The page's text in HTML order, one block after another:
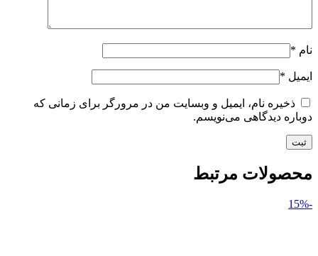
نام *
ایمیل *
ذخیره نام، ایمیل و وبسایت من در مرورگر برای زمانی که
دوباره دیدگاهی می‌نویسم.
محصولات مرتبط
-15%